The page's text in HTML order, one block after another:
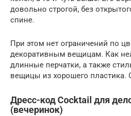
довольно строгой, без
спине.
При этом нет ограничений по
декоративным вещицам. Как
длинные перчатки, а также
вещицы из хорошего пластика.
Дресс-код Cocktail для
(вечеринок)